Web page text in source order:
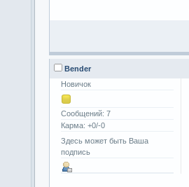
Bender
Новичок
Сообщений: 7
Карма: +0/-0
Здесь может быть Ваша
подпись